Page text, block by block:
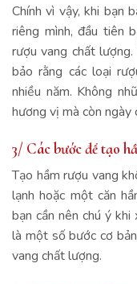
Chính vì vậy, khi bạn
riêng mình, đầu tiên
rượu vang chất
bảo rằng các loại
nhiều năm. Không
hương vị mà còn ngày
3/ Các bước để tạo
Tạo hầm rượu vang
lạnh hoặc một căn
bạn cần nên chú ý
là một số bước cơ
vang chất lượng.